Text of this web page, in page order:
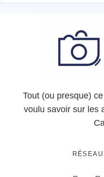
Tout (ou presque)
voulu savoir sur les